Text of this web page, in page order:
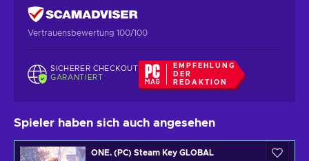
Vertrauensbewertung 100/100
SICHERER CHECKOUT
GARANTIERT
EMPFEHLUNG
DER
REDAKTION
Spieler haben sich auch angesehen
ONE. (PC) Steam Key GLOBAL